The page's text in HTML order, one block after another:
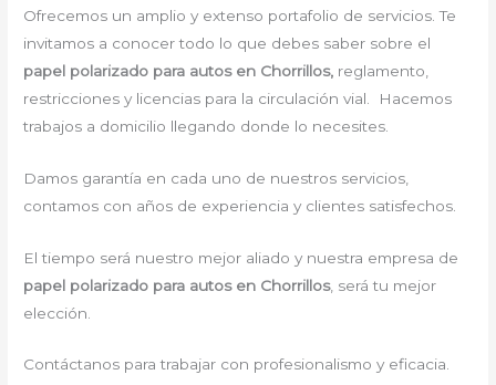
Ofrecemos un amplio y extenso portafolio de servicios. Te
invitamos a conocer todo lo que debes saber sobre el
papel polarizado para autos en Chorrillos, reglamento,
restricciones y licencias para la circulación vial. Hacemos
trabajos a domicilio llegando donde lo necesites.
Damos garantía en cada uno de nuestros servicios,
contamos con años de experiencia y clientes satisfechos.
El tiempo será nuestro mejor aliado y nuestra empresa de
papel polarizado para autos en Chorrillos, será tu mejor
elección.
Contáctanos para trabajar con profesionalismo y eficacia.